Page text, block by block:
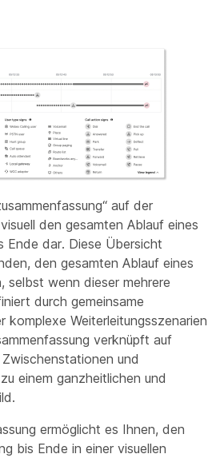
auf der
den gesamten Ablauf eines
Ende dar. Diese Übersicht
den gesamten Ablauf eines
selbst wenn dieser mehrere
durch gemeinsame
komplexe Weiterleitungsszenarien
verknüpft auf
und
einem ganzheitlichen und
ermöglicht es Ihnen, den
bis Ende in einer visuellen